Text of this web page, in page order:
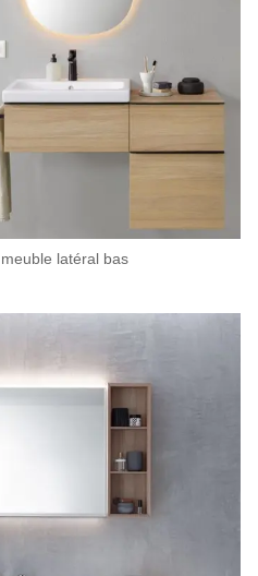
latéral bas